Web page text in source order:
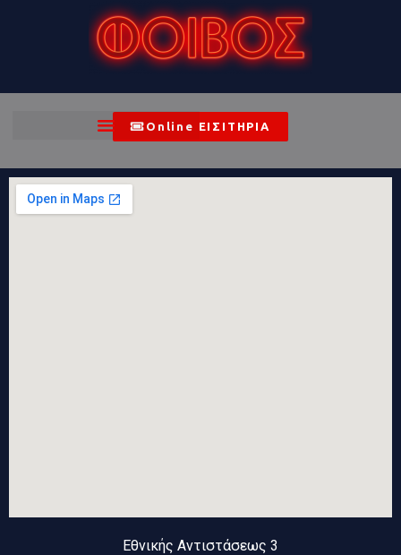
Online ΕΙΣΙΤΗΡΙΑ
Εθνικής Αντιστάσεως 3